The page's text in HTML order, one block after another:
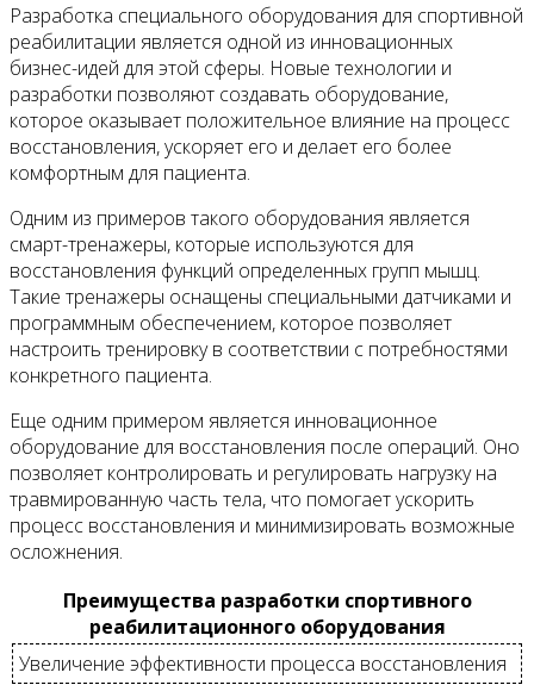
Разработка специального оборудования для спортивной
реабилитации является одной из инновационных
бизнес-идей для этой сферы. Новые технологии и
разработки позволяют создавать оборудование,
которое оказывает положительное влияние на процесс
восстановления, ускоряет его и делает его более
комфортным для пациента.
Одним из примеров такого оборудования является
смарт-тренажеры, которые используются для
восстановления функций определенных групп мышц.
Такие тренажеры оснащены специальными датчиками и
программным обеспечением, которое позволяет
настроить тренировку в соответствии с потребностями
конкретного пациента.
Еще одним примером является инновационное
оборудование для восстановления после операций. Оно
позволяет контролировать и регулировать нагрузку на
травмированную часть тела, что помогает ускорить
процесс восстановления и минимизировать возможные
осложнения.
Преимущества разработки спортивного
реабилитационного оборудования
Увеличение эффективности процесса восстановления